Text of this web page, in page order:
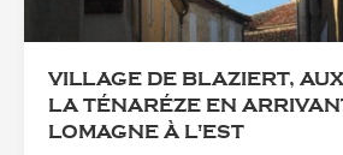
VILLAGE DE BLAZIERT,
LA TÉNARÉZE EN
LOMAGNE À L'EST